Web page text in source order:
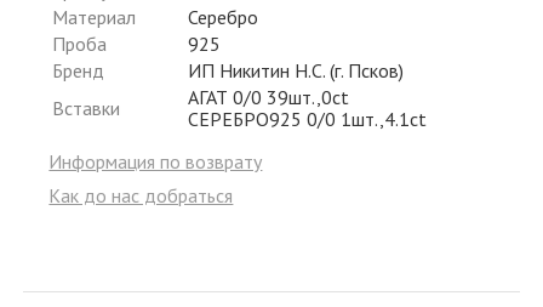
Материал
Серебро
Проба
925
Бренд
ИП Никитин Н.С. (г. Псков)
Вставки
АГАТ 0/0 39шт.,0ct
СЕРЕБРО925 0/0 1шт.,4.1ct
Информация по возврату
Как до нас добраться